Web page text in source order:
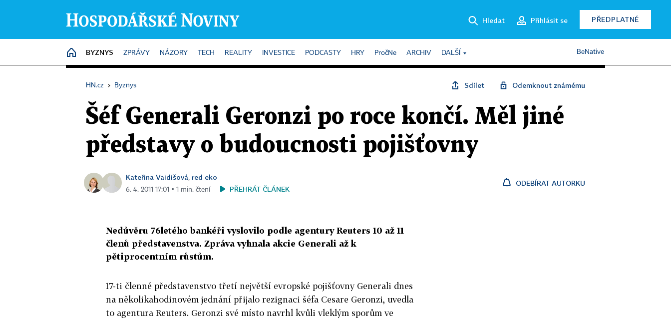
Hledat Přihlásit se PŘEDPLATNÉ
HOME
BYZNYS ZPRÁVY NÁZORY TECH REALITY INVESTICE PODCASTY HRY PročNe ARCHIV DALŠÍ BeNative
HN.cz › Byznys Sdílet Odemknout známému
Šéf Generali Geronzi po roce končí. Měl jiné
představy o budoucnosti pojišťovny
Kateřina Vaidišová, red eko
6. 4. 2011 17:01 ▪ 1 min. čtení PŘEHRÁT ČLÁNEK
ODEBÍRAT AUTORKU
Nedůvěru 76letého bankéři vyslovilo podle agentury Reuters 10 až 11
členů představenstva. Zpráva vyhnala akcie Generali až k
pětiprocentním růstům.
17-ti členné představenstvo třetí největší evropské pojišťovny Generali dnes
na několikahodinovém jednání přijalo rezignaci šéfa Cesare Geronzi, uvedla
to agentura Reuters. Geronzi své místo navrhl kvůli vleklým sporům ve